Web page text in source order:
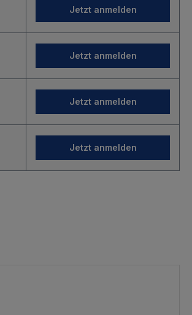
Jetzt anmelden
Jetzt anmelden
Jetzt anmelden
Jetzt anmelden